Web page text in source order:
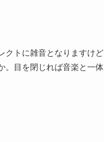
クトに雑音となりますけ
。目を閉じれば音楽と一